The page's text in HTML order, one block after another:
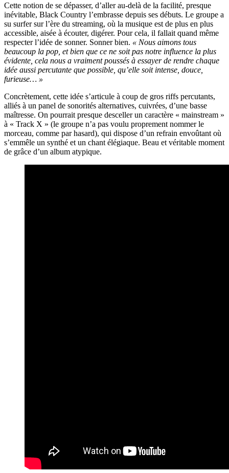
Cette notion de se dépasser, d’aller au-delà de la facilité, presque
inévitable, Black Country l’embrasse depuis ses débuts. Le groupe a
su surfer sur l’ère du streaming, où la musique est de plus en plus
accessible, aisée à écouter, digérer. Pour cela, il fallait quand même
respecter l’idée de sonner. Sonner bien. « Nous aimons tous
beaucoup la pop, et bien que ce ne soit pas notre influence la plus
évidente, cela nous a vraiment poussés à essayer de rendre chaque
idée aussi percutante que possible, qu’elle soit intense, douce,
furieuse… »
Concrètement, cette idée s’articule à coup de gros riffs percutants,
alliés à un panel de sonorités alternatives, cuivrées, d’une basse
maîtresse. On pourrait presque desceller un caractère « mainstream »
à « Track X » (le groupe n’a pas voulu proprement nommer le
morceau, comme par hasard), qui dispose d’un refrain envoûtant où
s’emmêle un synthé et un chant élégiaque. Beau et véritable moment
de grâce d’un album atypique.